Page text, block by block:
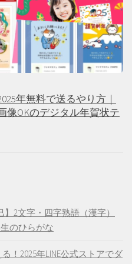
年無料で送るやり方｜
像OKのデジタル年賀状テ
2文字・四字熟語（漢字）
のひらがな
！2025年LINE公式ストアでダ